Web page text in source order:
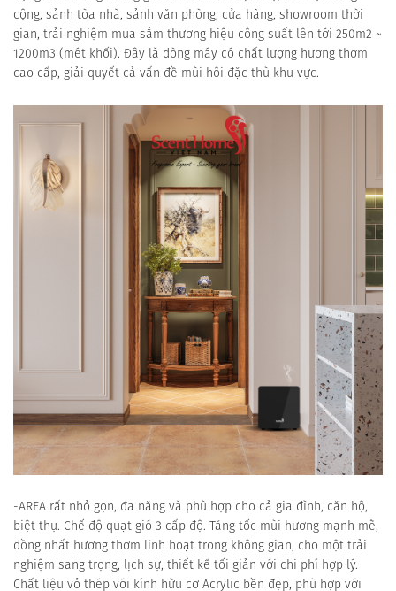
cộng, sảnh tòa nhà, sảnh văn phòng, cửa hàng, showroom thời
gian, trải nghiệm mua sắm thương hiệu công suất lên tới 250m2 ~
1200m3 (mét khối). Đây là dòng máy có chất lượng hương thơm
cao cấp, giải quyết cả vấn đề mùi hôi đặc thù khu vực.
-AREA rất nhỏ gọn, đa năng và phù hợp cho cả gia đình, căn hộ,
biệt thự. Chế độ quạt gió 3 cấp độ. Tăng tốc mùi hương mạnh mẽ,
đồng nhất hương thơm linh hoạt trong không gian, cho một trải
nghiệm sang trọng, lịch sự, thiết kế tối giản với chi phí hợp lý.
Chất liệu vỏ thép với kính hữu cơ Acrylic bền đẹp, phù hợp với